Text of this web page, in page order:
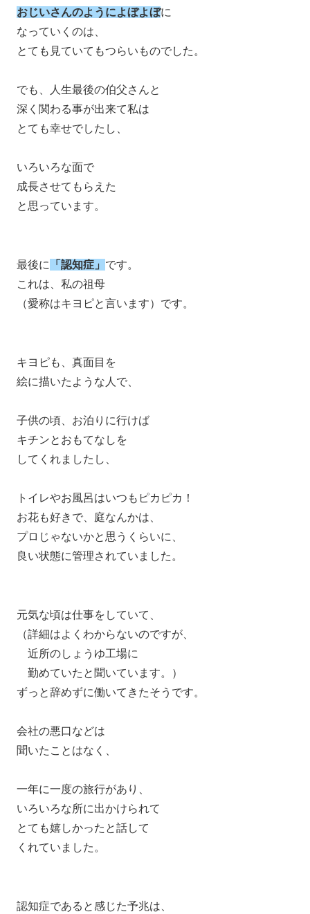
おじいさんのようによぼよぼに
なっていくのは、
とても見ていてもつらいものでした。
でも、人生最後の伯父さんと
深く関わる事が出来て私は
とても幸せでしたし、
いろいろな面で
成長させてもらえた
と思っています。
最後に 「認知症」 です。
これは、私の祖母
（愛称はキヨピと言います）です。
キヨピも、真面目を
絵に描いたような人で、
子供の頃、お泊りに行けば
キチンとおもてなしを
してくれましたし、
トイレやお風呂はいつもピカピカ！
お花も好きで、庭なんかは、
プロじゃないかと思うくらいに、
良い状態に管理されていました。
元気な頃は仕事をしていて、
（詳細はよくわからないのですが、
近所のしょうゆ工場に
勤めていたと聞いています。）
ずっと辞めずに働いてきたそうです。
会社の悪口などは
聞いたことはなく、
一年に一度の旅行があり、
いろいろな所に出かけられて
とても嬉しかったと話して
くれていました。
認知症であると感じた予兆は、